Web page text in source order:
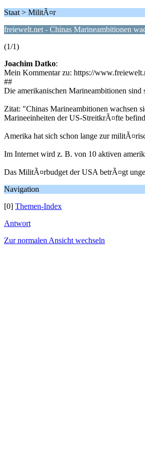
Staat > MilitÃ¤r
freiewelt.net - Chinas Marineambitionen
(1/1)
Joachim Datko:
Mein Kommentar zu: https://
##
Die amerikanischen Marineambitionen sind
Zitat: "Chinas Marineambitionen wachsen
Marineeinheiten der US-StreitkrÃ¤fte
Amerika hat sich schon lange zur
Im Internet wird z. B. von 10 aktiven
Das MilitÃ¤rbudget der USA betrÃ¤gt
Navigation
[0] Themen-Index
Antwort
Zur normalen Ansicht wechseln